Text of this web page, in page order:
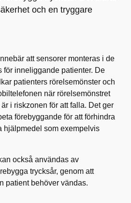
och en tryggare
att sensorer monteras i de
för inneliggande patienter​. De
patienters rörelsemönster och
när rörelsemönstret
i riskzonen för att falla​. Det ger
förebyggande för att förhindra
hjälpmedel som exempelvis
också användas av
trycksår, genom att
patient behöver vändas.​